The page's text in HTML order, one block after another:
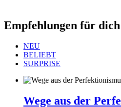
Empfehlungen für dich
NEU
BELIEBT
SURPRISE
Wege aus der